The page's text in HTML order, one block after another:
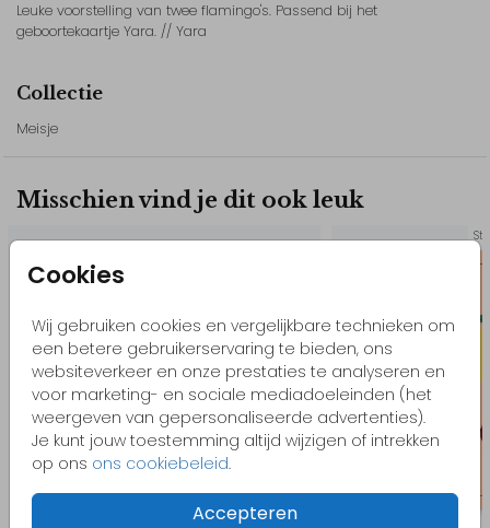
Cookies
Wij gebruiken cookies en vergelijkbare technieken om
een betere gebruikerservaring te bieden, ons
websiteverkeer en onze prestaties te analyseren en
voor marketing- en sociale mediadoeleinden (het
weergeven van gepersonaliseerde advertenties).
Je kunt jouw toestemming altijd wijzigen of intrekken
op ons ons cookiebeleid.
Accepteren
Leuke voorstelling van twee flamingo's. Passend bij het
geboortekaartje Yara. // Yara
Collectie
Meisje
Misschien vind je dit ook leuk